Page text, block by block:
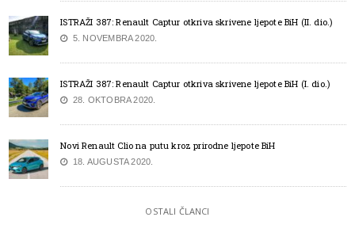
ISTRAŽI 387: Renault Captur otkriva skrivene ljepote BiH (II. dio.)
5. NOVEMBRA 2020.
ISTRAŽI 387: Renault Captur otkriva skrivene ljepote BiH (I. dio.)
28. OKTOBRA 2020.
Novi Renault Clio na putu kroz prirodne ljepote BiH
18. AUGUSTA 2020.
OSTALI ČLANCI